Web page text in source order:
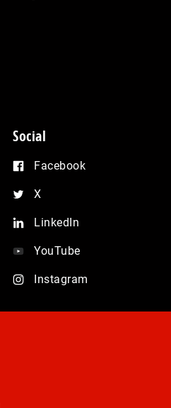
Social
Facebook
X
LinkedIn
YouTube
Instagram